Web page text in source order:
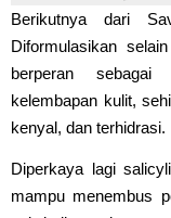
Berikutnya dari
Diformulasikan
berperan
kelembapan kulit,
kenyal, dan terhidrasi.
Diperkaya lagi
mampu menembus